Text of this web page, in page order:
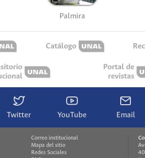
Palmira
Catálogo
Portal de
revistas
Twitter YouTube Email
Correo institucional
Mapa del sitio
Redes Sociales